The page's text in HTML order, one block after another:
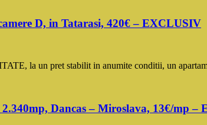
D, in Tatarasi, 420€ – EXCLUSIV
la un pret stabilit in anumite conditii, un
Dancas – Miroslava, 13€/mp –